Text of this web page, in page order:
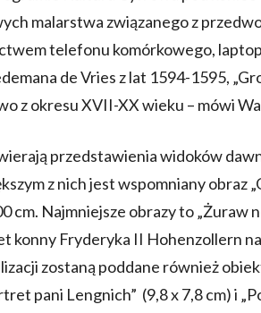
malarstwa związanego z
telefonu komórkowego,
de Vries z lat 1594-1595,
z okresu XVII-XX wieku – mówi
przedstawienia widoków
z nich jest wspomniany obraz
cm. Najmniejsze obrazy to
konny Fryderyka II Hohenzollern
zostaną poddane również
pani Lengnich” (9,8 x 7,8 cm) i